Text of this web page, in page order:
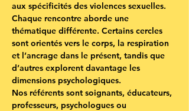
aux spécificités des violences sexuelles.
Chaque rencontre aborde une
thématique différente. Certains cercles
sont orientés vers le corps, la respiration
et l’ancrage dans le présent, tandis que
d’autres explorent davantage les
dimensions psychologiques.
Nos référents sont soignants, éducateurs,
professeurs, psychologues ou